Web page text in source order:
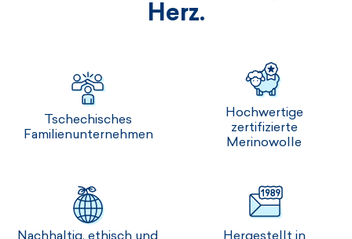
Herz.
Tschechisches
Familienunternehmen
Hochwertige
zertifizierte
Merinowolle
Nachhaltig, ethisch und
Hergestellt in